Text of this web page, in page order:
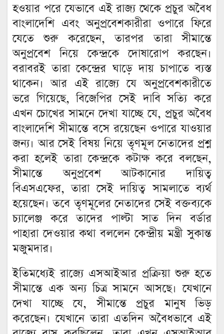
হওয়ার পরে যেভাবে এই রাজ্য থেকে প্রচুর অবৈধ
বাংলাদেশি এবং অনুপ্রবেশকারীরা ওপারে ফিরে
যেতে শুরু করেছেন, তারপর তারা সীমান্তে
অনুপ্রবেশ নিয়ে কেন্দ্রকে দোষারোপ করছেন।
বরাবরই তারা কেন্দ্রের ঘাড়ে দায় চাপাতে ব্যস্ত
থাকেন। আর এই রাজ্যে যে অনুপ্রবেশকারীতে
ভরে গিয়েছে, বিজেপির সেই দাবি সত্যি করে
এখন চোখের সামনে দেখা যাচ্ছে যে, প্রচুর অবৈধ
বাংলাদেশি সীমান্তে বসে রয়েছেন ওপারে যাওয়ার
জন্য। আর সেই বিষয় নিয়ে তৃণমূল নেতাদের প্রশ্ন
করা হলেই তারা কেন্দ্রকে কটাক্ষ করে বলছেন,
সীমান্তে অনুপ্রবেশ আটকানোর দায়িত্ব
বিএসএফের, তারা সেই দায়িত্ব সামলাতে ব্যর্থ
হয়েছেন। তবে তৃণমূলের নেতাদের সেই বক্তব্যকে
চ্যালেঞ্জ করে তাদের পাল্টা সাত দিন বর্ডার
পাহারা দেওয়ার কথা বললেন কেন্দ্রীয় মন্ত্রী সুকান্ত
মজুমদার।
ইতিমধ্যেই রাজ্যে এসআইআর প্রক্রিয়া শুরু হতে
সীমান্তে এক অন্য চিত্র সামনে আসছে। যেখানে
দেখা যাচ্ছে যে, সীমান্তে প্রচুর মানুষ ভিড়
করেছেন। যেখানে তারা এতদিন অবৈধভাবে এই